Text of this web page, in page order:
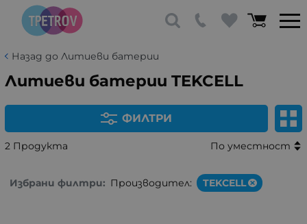
Назад до Литиеви батерии
Литиеви батерии TEKCELL
ФИЛТРИ
2 Продукта По уместност
Избрани филтри: Производител: TEKCELL